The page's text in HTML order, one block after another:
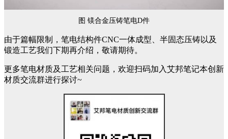
图 镁合金压铸笔电D件
由于篇幅限制，笔电结构件CNC一体成型、半固态压铸以及
锻造工艺我们下期再介绍，敬请期待。
更多笔电材质及工艺相关问题，欢迎扫码加入艾邦笔记本创新
材质交流群进行探讨~